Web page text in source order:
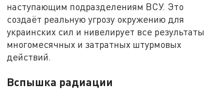
наступающим подразделениям ВСУ. Это
создаёт реальную угрозу окружению для
украинских сил и нивелирует все результаты
многомесячных и затратных штурмовых
действий.
Вспышка радиации